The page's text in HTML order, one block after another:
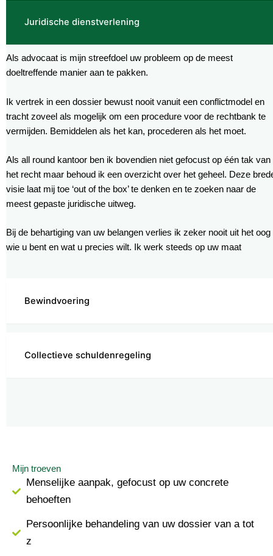
Juridische dienstverlening
Bewindvoering
Collectieve schuldenregeling
Als advocaat is mijn streefdoel uw probleem op de meest
doeltreffende manier aan te pakken.
Ik vertrek in een dossier bewust nooit vanuit een conflictmodel en
tracht zoveel als mogelijk om een procedure voor de rechtbank te
vermijden. Bemiddelen als het kan, procederen als het moet.
Als all round kantoor ben ik bovendien niet gefocust op één tak van
het recht maar behoud ik een overzicht over het geheel. Deze
visie laat mij toe ‘out of the box’ te denken en te zoeken naar de
meest gepaste juridische uitweg.
Bij de behartiging van uw belangen verlies ik zeker nooit uit het oog
wie u bent en wat u precies wilt. Ik werk steeds op uw maat
Mijn troeven
Menselijke aanpak, gefocust op uw concrete
behoeften
Persoonlijke behandeling van uw dossier van a tot
z